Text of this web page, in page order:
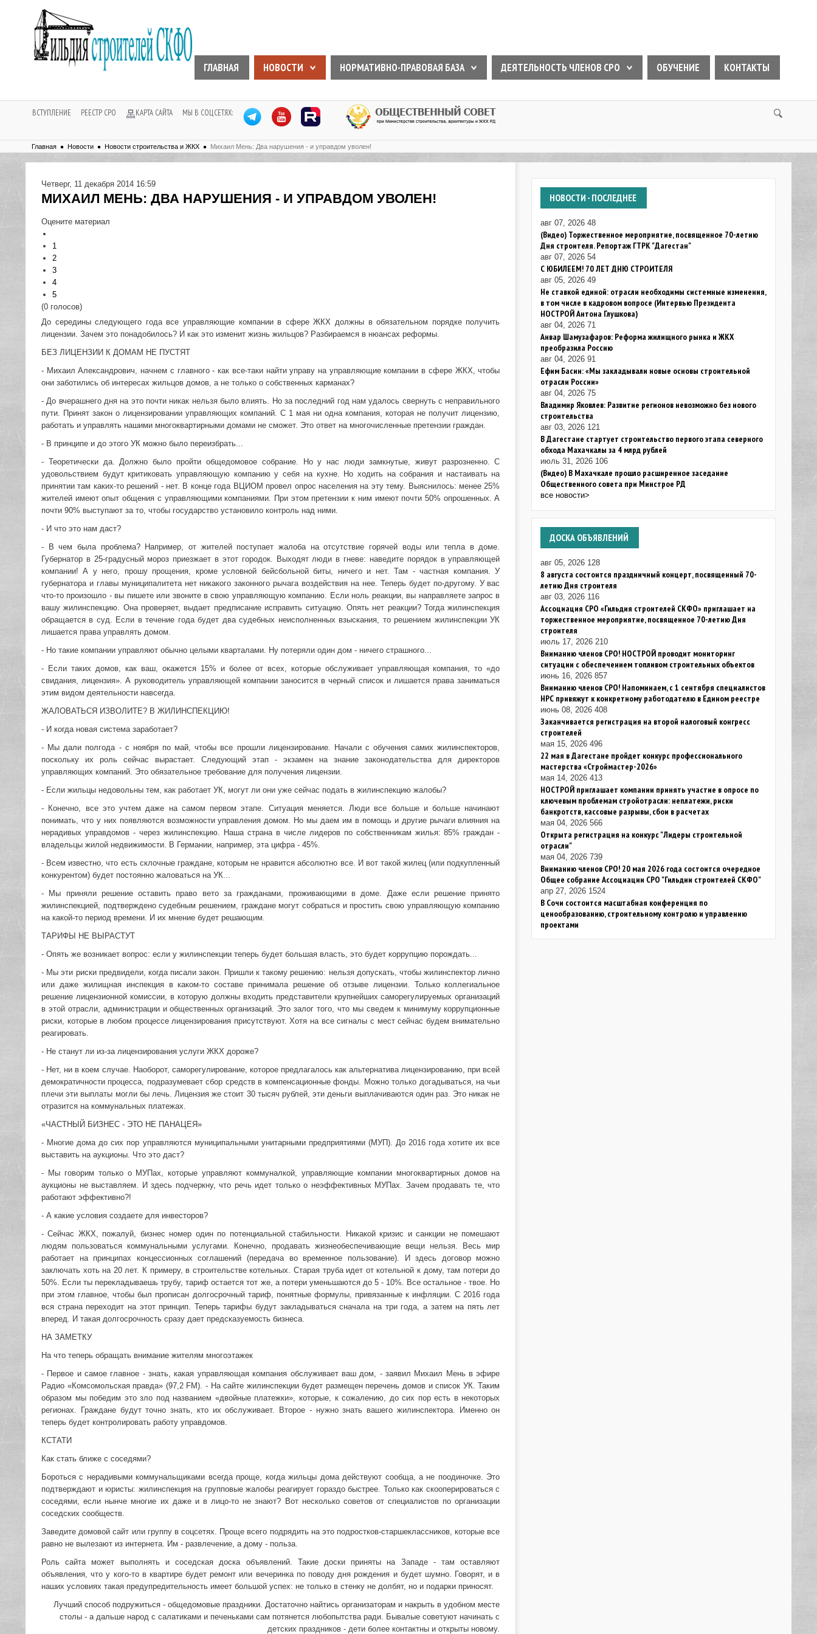
ГЛАВНАЯ НОВОСТИ НОРМАТИВНО-ПРАВОВАЯ БАЗА ДЕЯТЕЛЬНОСТЬ ЧЛЕНОВ СРО ОБУЧЕНИЕ КОНТАКТЫ
ВСТУПЛЕНИЕ РЕЕСТР СРО КАРТА САЙТА МЫ В СОЦСЕТЯХ:
Главная Новости Новости строительства и ЖКХ Михаил Мень: Два нарушения - и управдом уволен!
Четверг, 11 декабря 2014 16:59
МИХАИЛ МЕНЬ: ДВА НАРУШЕНИЯ - И УПРАВДОМ УВОЛЕН!
Оцените материал
1
2
3
4
5
(0 голосов)
До середины следующего года все управляющие компании в сфере ЖКХ должны в обязательном порядке получить
лицензии. Зачем это понадобилось? И как это изменит жизнь жильцов? Разбираемся в нюансах реформы.
БЕЗ ЛИЦЕНЗИИ К ДОМАМ НЕ ПУСТЯТ
- Михаил Александрович, начнем с главного - как все-таки найти управу на управляющие компании в сфере ЖКХ, чтобы
они заботились об интересах жильцов домов, а не только о собственных карманах?
- До вчерашнего дня на это почти никак нельзя было влиять. Но за последний год нам удалось свернуть с неправильного
пути. Принят закон о лицензировании управляющих компаний. С 1 мая ни одна компания, которая не получит лицензию,
работать и управлять нашими многоквартирными домами не сможет. Это ответ на многочисленные претензии граждан.
- В принципе и до этого УК можно было переизбрать...
- Теоретически да. Должно было пройти общедомовое собрание. Но у нас люди замкнутые, живут разрозненно. С
удовольствием будут критиковать управляющую компанию у себя на кухне. Но ходить на собрания и настаивать на
принятии там каких-то решений - нет. В конце года ВЦИОМ провел опрос населения на эту тему. Выяснилось: менее 25%
жителей имеют опыт общения с управляющими компаниями. При этом претензии к ним имеют почти 50% опрошенных. А
почти 90% выступают за то, чтобы государство установило контроль над ними.
- И что это нам даст?
- В чем была проблема? Например, от жителей поступает жалоба на отсутствие горячей воды или тепла в доме.
Губернатор в 25-градусный мороз приезжает в этот городок. Выходят люди в гневе: наведите порядок в управляющей
компании! А у него, прошу прощения, кроме условной бейсбольной биты, ничего и нет. Там - частная компания. У
губернатора и главы муниципалитета нет никакого законного рычага воздействия на нее. Теперь будет по-другому. У вас
что-то произошло - вы пишете или звоните в свою управляющую компанию. Если ноль реакции, вы направляете запрос в
вашу жилинспекцию. Она проверяет, выдает предписание исправить ситуацию. Опять нет реакции? Тогда жилинспекция
обращается в суд. Если в течение года будет два судебных неисполненных взыскания, то решением жилинспекции УК
лишается права управлять домом.
- Но такие компании управляют обычно целыми кварталами. Ну потеряли один дом - ничего страшного...
- Если таких домов, как ваш, окажется 15% и более от всех, которые обслуживает управляющая компания, то «до
свидания, лицензия». А руководитель управляющей компании заносится в черный список и лишается права заниматься
этим видом деятельности навсегда.
ЖАЛОВАТЬСЯ ИЗВОЛИТЕ? В ЖИЛИНСПЕКЦИЮ!
- И когда новая система заработает?
- Мы дали полгода - с ноября по май, чтобы все прошли лицензирование. Начали с обучения самих жилинспекторов,
поскольку их роль сейчас вырастает. Следующий этап - экзамен на знание законодательства для директоров
управляющих компаний. Это обязательное требование для получения лицензии.
- Если жильцы недовольны тем, как работает УК, могут ли они уже сейчас подать в жилинспекцию жалобы?
- Конечно, все это учтем даже на самом первом этапе. Ситуация меняется. Люди все больше и больше начинают
понимать, что у них появляются возможности управления домом. Но мы даем им в помощь и другие рычаги влияния на
нерадивых управдомов - через жилинспекцию. Наша страна в числе лидеров по собственникам жилья: 85% граждан -
владельцы жилой недвижимости. В Германии, например, эта цифра - 45%.
- Всем известно, что есть склочные граждане, которым не нравится абсолютно все. И вот такой жилец (или подкупленный
конкурентом) будет постоянно жаловаться на УК...
- Мы приняли решение оставить право вето за гражданами, проживающими в доме. Даже если решение принято
жилинспекцией, подтверждено судебным решением, граждане могут собраться и простить свою управляющую компанию
на какой-то период времени. И их мнение будет решающим.
ТАРИФЫ НЕ ВЫРАСТУТ
- Опять же возникает вопрос: если у жилинспекции теперь будет большая власть, это будет коррупцию порождать...
- Мы эти риски предвидели, когда писали закон. Пришли к такому решению: нельзя допускать, чтобы жилинспектор лично
или даже жилищная инспекция в каком-то составе принимала решение об отзыве лицензии. Только коллегиальное
решение лицензионной комиссии, в которую должны входить представители крупнейших саморегулируемых организаций
в этой отрасли, администрации и общественных организаций. Это залог того, что мы сведем к минимуму коррупционные
риски, которые в любом процессе лицензирования присутствуют. Хотя на все сигналы с мест сейчас будем внимательно
реагировать.
- Не станут ли из-за лицензирования услуги ЖКХ дороже?
- Нет, ни в коем случае. Наоборот, саморегулирование, которое предлагалось как альтернатива лицензированию, при всей
демократичности процесса, подразумевает сбор средств в компенсационные фонды. Можно только догадываться, на чьи
плечи эти выплаты могли бы лечь. Лицензия же стоит 30 тысяч рублей, эти деньги выплачиваются один раз. Это никак не
отразится на коммунальных платежах.
«ЧАСТНЫЙ БИЗНЕС - ЭТО НЕ ПАНАЦЕЯ»
- Многие дома до сих пор управляются муниципальными унитарными предприятиями (МУП). До 2016 года хотите их все
выставить на аукционы. Что это даст?
- Мы говорим только о МУПах, которые управляют коммуналкой, управляющие компании многоквартирных домов на
аукционы не выставляем. И здесь подчеркну, что речь идет только о неэффективных МУПах. Зачем продавать те, что
работают эффективно?!
- А какие условия создаете для инвесторов?
- Сейчас ЖКХ, пожалуй, бизнес номер один по потенциальной стабильности. Никакой кризис и санкции не помешают
людям пользоваться коммунальными услугами. Конечно, продавать жизнеобеспечивающие вещи нельзя. Весь мир
работает на принципах концессионных соглашений (передача во временное пользование). И здесь договор можно
заключать хоть на 20 лет. К примеру, в строительстве котельных. Старая труба идет от котельной к дому, там потери до
50%. Если ты перекладываешь трубу, тариф остается тот же, а потери уменьшаются до 5 - 10%. Все остальное - твое. Но
при этом главное, чтобы был прописан долгосрочный тариф, понятные формулы, привязанные к инфляции. С 2016 года
вся страна переходит на этот принцип. Теперь тарифы будут закладываться сначала на три года, а затем на пять лет
вперед. И такая долгосрочность сразу дает предсказуемость бизнеса.
НА ЗАМЕТКУ
На что теперь обращать внимание жителям многоэтажек
- Первое и самое главное - знать, какая управляющая компания обслуживает ваш дом, - заявил Михаил Мень в эфире
Радио «Комсомольская правда» (97,2 FM). - На сайте жилинспекции будет размещен перечень домов и список УК. Таким
образом мы победим это зло под названием «двойные платежки», которые, к сожалению, до сих пор есть в некоторых
регионах. Граждане будут точно знать, кто их обслуживает. Второе - нужно знать вашего жилинспектора. Именно он
теперь будет контролировать работу управдомов.
КСТАТИ
Как стать ближе с соседями?
Бороться с нерадивыми коммунальщиками всегда проще, когда жильцы дома действуют сообща, а не поодиночке. Это
подтверждают и юристы: жилинспекция на групповые жалобы реагирует гораздо быстрее. Только как скооперироваться с
соседями, если нынче многие их даже и в лицо-то не знают? Вот несколько советов от специалистов по организации
соседских сообществ.
Заведите домовой сайт или группу в соцсетях. Проще всего подрядить на это подростков-старшеклассников, которые все
равно не вылезают из интернета. Им - развлечение, а дому - польза.
Роль сайта может выполнять и соседская доска объявлений. Такие доски приняты на Западе - там оставляют
объявления, что у кого-то в квартире будет ремонт или вечеринка по поводу дня рождения и будет шумно. Говорят, и в
наших условиях такая предупредительность имеет большой успех: не только в стенку не долбят, но и подарки приносят.
Лучший способ подружиться - общедомовые праздники. Достаточно найтись организаторам и накрыть в удобном месте
столы - а дальше народ с салатиками и печеньками сам потянется любопытства ради. Бывалые советуют начинать с
детских праздников - дети более контактны и открыты новому.
НОВОСТИ - ПОСЛЕДНЕЕ
авг 07, 2026 48
(Видео) Торжественное мероприятие, посвященное 70-летию
Дня строителя. Репортаж ГТРК "Дагестан"
авг 07, 2026 54
С ЮБИЛЕЕМ! 70 ЛЕТ ДНЮ СТРОИТЕЛЯ
авг 05, 2026 49
Не ставкой единой: отрасли необходимы системные изменения,
в том числе в кадровом вопросе (Интервью Президента
НОСТРОЙ Антона Глушкова)
авг 04, 2026 71
Анвар Шамузафаров: Реформа жилищного рынка и ЖКХ
преобразила Россию
авг 04, 2026 91
Ефим Басин: «Мы закладывали новые основы строительной
отрасли России»
авг 04, 2026 75
Владимир Яковлев: Развитие регионов невозможно без нового
строительства
авг 03, 2026 121
В Дагестане стартует строительство первого этапа северного
обхода Махачкалы за 4 млрд рублей
июль 31, 2026 106
(Видео) В Махачкале прошло расширенное заседание
Общественного совета при Минстрое РД
все новости>
ДОСКА ОБЪЯВЛЕНИЙ
авг 05, 2026 128
8 августа состоится праздничный концерт, посвященный 70-
летию Дня строителя
авг 03, 2026 116
Ассоциация СРО «Гильдия строителей СКФО» приглашает на
торжественное мероприятие, посвященное 70-летию Дня
строителя
июль 17, 2026 210
Вниманию членов СРО! НОСТРОЙ проводит мониторинг
ситуации с обеспечением топливом строительных объектов
июнь 16, 2026 857
Вниманию членов СРО! Напоминаем, с 1 сентября специалистов
НРС привяжут к конкретному работодателю в Едином реестре
июнь 08, 2026 408
Заканчивается регистрация на второй налоговый конгресс
строителей
мая 15, 2026 496
22 мая в Дагестане пройдет конкурс профессионального
мастерства «Строймастер-2026»
мая 14, 2026 413
НОСТРОЙ приглашает компании принять участие в опросе по
ключевым проблемам стройотрасли: неплатежи, риски
банкротств, кассовые разрывы, сбои в расчетах
мая 04, 2026 566
Открыта регистрация на конкурс "Лидеры строительной
отрасли"
мая 04, 2026 739
Вниманию членов СРО! 20 мая 2026 года состоится очередное
Общее собрание Ассоциации СРО "Гильдии строителей СКФО"
апр 27, 2026 1524
В Сочи состоится масштабная конференция по
ценообразованию, строительному контролю и управлению
проектами